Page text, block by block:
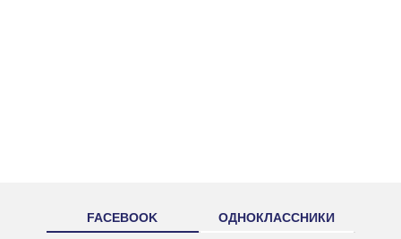
FACEBOOK ОДНОКЛАССНИКИ